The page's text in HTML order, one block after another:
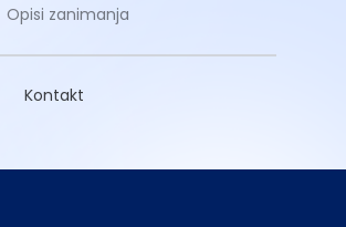
Opisi zanimanja
Kontakt